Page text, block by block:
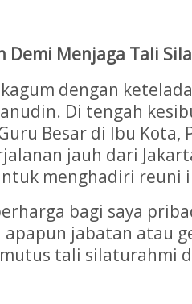
Demi Menjaga Tali
dengan
Di tengah
Besar di Ibu
jauh dari
menghadiri reuni
bagi saya
jabatan atau
tali silaturahmi